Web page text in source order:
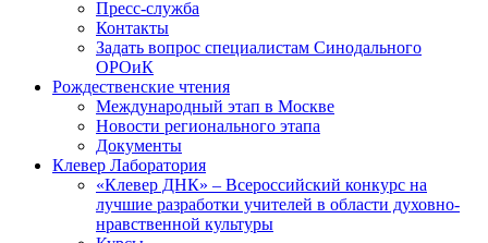
Пресс-служба
Контакты
Задать вопрос специалистам Синодального
ОРОиК
Рождественские чтения
Международный этап в Москве
Новости регионального этапа
Документы
Клевер Лаборатория
«Клевер ДНК» – Всероссийский конкурс на
лучшие разработки учителей в области духовно-
нравственной культуры